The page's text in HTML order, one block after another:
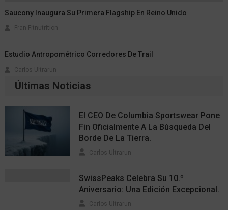
Saucony Inaugura Su Primera Flagship En Reino Unido
Fran Fitnutrition
Estudio Antropométrico Corredores De Trail
Carlos Ultrarun
Últimas Noticias
El CEO De Columbia Sportswear Pone
Fin Oficialmente A La Búsqueda Del
Borde De La Tierra.
Carlos Ultrarun
SwissPeaks Celebra Su 10.º
Aniversario: Una Edición Excepcional.
Carlos Ultrarun